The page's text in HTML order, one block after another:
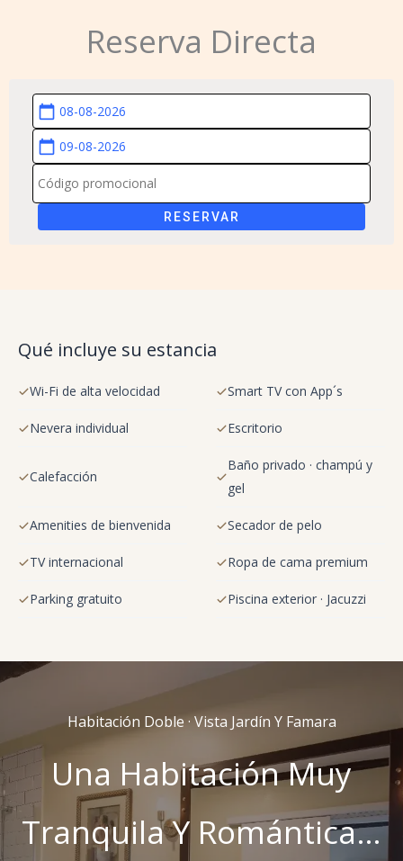
Reserva Directa
calendar_today
calendar_today
RESERVAR
Qué incluye su estancia
Wi-Fi de alta velocidad Smart TV con App´s
Nevera individual Escritorio
Calefacción
Baño privado · champú y
gel
Amenities de bienvenida Secador de pelo
TV internacional Ropa de cama premium
Parking gratuito Piscina exterior · Jacuzzi
Habitación Doble · Vista Jardín Y Famara
Una Habitación Muy
Tranquila Y Romántica…